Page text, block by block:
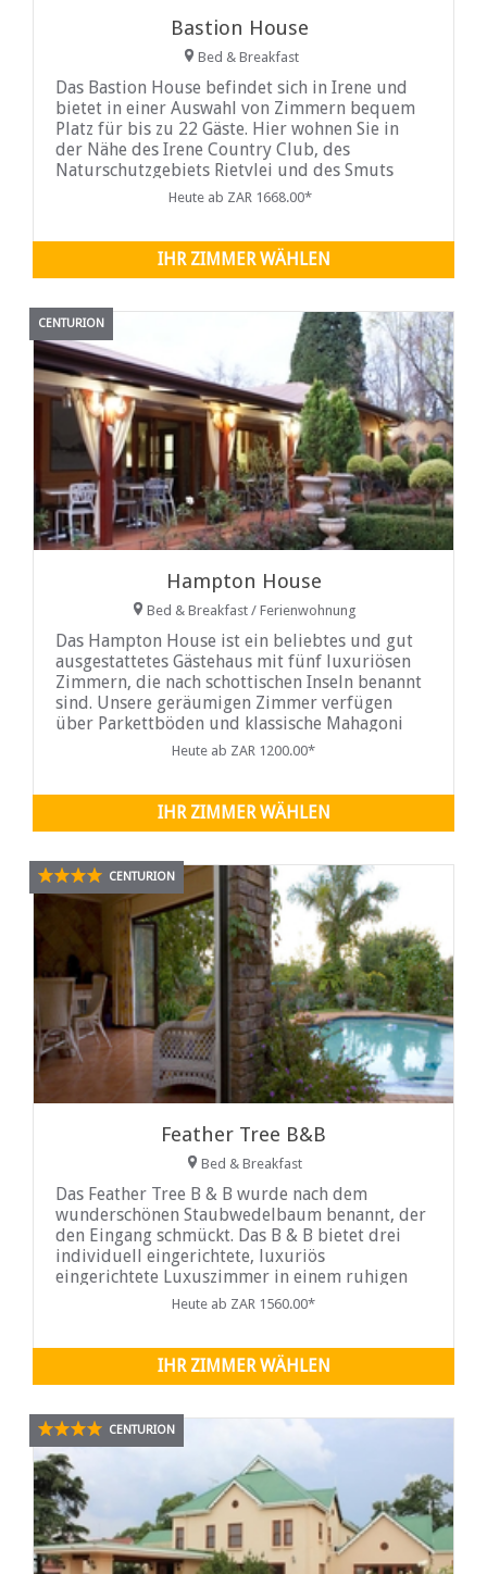
Bastion House
Bed & Breakfast
Das Bastion House befindet sich in Irene und
bietet in einer Auswahl von Zimmern bequem
Platz für bis zu 22 Gäste. Hier wohnen Sie in
der Nähe des Irene Country Club, des
Naturschutzgebiets Rietvlei und des Smuts
House Museum...Heute ab ZAR 1668.00*
IHR ZIMMER WÄHLEN
CENTURION
Hampton House
Bed & Breakfast / Ferienwohnung
Das Hampton House ist ein beliebtes und gut
ausgestattetes Gästehaus mit fünf luxuriösen
Zimmern, die nach schottischen Inseln benannt
sind. Unsere geräumigen Zimmer verfügen
über Parkettböden und klassische Mahagoni
Heute ab ZAR 1200.00*
IHR ZIMMER WÄHLEN
CENTURION
Feather Tree B&B
Bed & Breakfast
Das Feather Tree B & B wurde nach dem
wunderschönen Staubwedelbaum benannt, der
den Eingang schmückt. Das B & B bietet drei
individuell eingerichtete, luxuriös
eingerichtete Luxuszimmer in einem ruhigen
Garten mit Pool. Besuchen Sie das
Heute ab ZAR 1560.00*
IHR ZIMMER WÄHLEN
CENTURION